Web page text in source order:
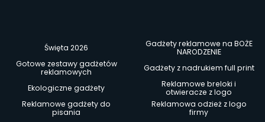
Święta 2026
Gadżety reklamowe na BOŻE
NARODZENIE
Gotowe zestawy gadżetów
reklamowych
Gadżety z nadrukiem full print
Ekologiczne gadżety
Reklamowe breloki i
otwieracze z logo
Reklamowe gadżety do
pisania
Reklamowa odzież z logo
firmy